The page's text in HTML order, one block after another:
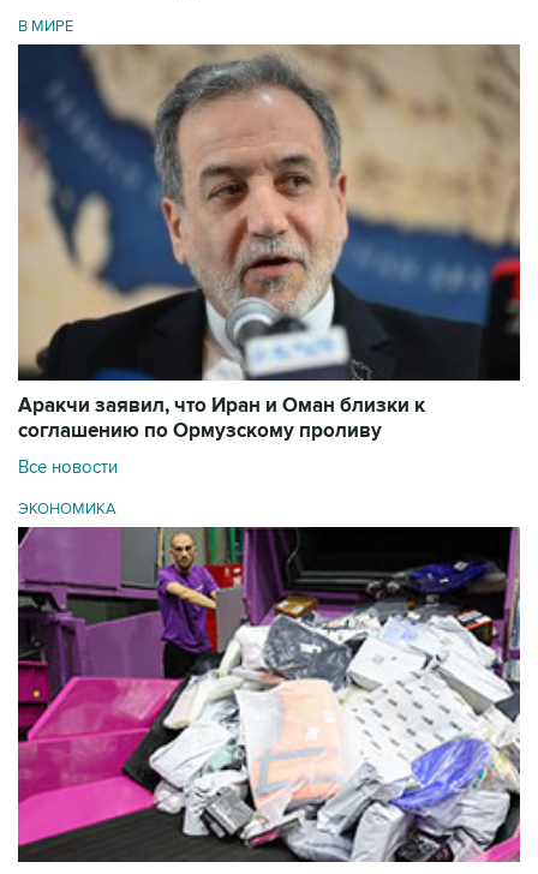
В МИРЕ
Аракчи заявил, что Иран и Оман близки к
соглашению по Ормузскому проливу
Все новости
ЭКОНОМИКА